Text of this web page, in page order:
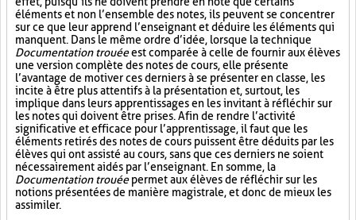
éléments et non l’ensemble des notes, ils peuvent se concentrer
sur ce que leur apprend l’enseignant et déduire les éléments qui
manquent. Dans le même ordre d’idée, lorsque la technique
Documentation trouéeest comparée à celle de fournir aux élèves
une version complète des notes de cours, elle présente
l’avantage de motiver ces derniers à se présenter en classe, les
incite à être plus attentifs à la présentation et, surtout, les
implique dans leurs apprentissages en les invitant à réfléchir sur
les notes qui doivent être prises. Afin de rendre l’activité
significative et efficace pour l’apprentissage, il faut que les
éléments retirés des notes de cours puissent être déduits par les
élèves qui ont assisté au cours, sans que ces derniers ne soient
nécessairement aidés par l’enseignant. En somme, la
Documentation trouéepermet aux élèves de réfléchir sur les
notions présentées de manière magistrale, et donc de mieux les
assimiler.